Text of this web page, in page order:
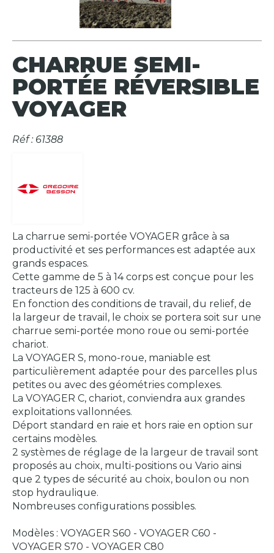
CHARRUE SEMI-
PORTÉE RÉVERSIBLE
VOYAGER
Réf : 61388
La charrue semi-portée VOYAGER grâce à sa
productivité et ses performances est adaptée aux
grands espaces.
Cette gamme de 5 à 14 corps est conçue pour les
tracteurs de 125 à 600 cv.
En fonction des conditions de travail, du relief, de
la largeur de travail, le choix se portera soit sur une
charrue semi-portée mono roue ou semi-portée
chariot.
La VOYAGER S, mono-roue, maniable est
particulièrement adaptée pour des parcelles plus
petites ou avec des géométries complexes.
La VOYAGER C, chariot, conviendra aux grandes
exploitations vallonnées.
Déport standard en raie et hors raie en option sur
certains modèles.
2 systèmes de réglage de la largeur de travail sont
proposés au choix, multi-positions ou Vario ainsi
que 2 types de sécurité au choix, boulon ou non
stop hydraulique.
Nombreuses configurations possibles.
Modèles : VOYAGER S60 - VOYAGER C60 -
VOYAGER S70 - VOYAGER C80